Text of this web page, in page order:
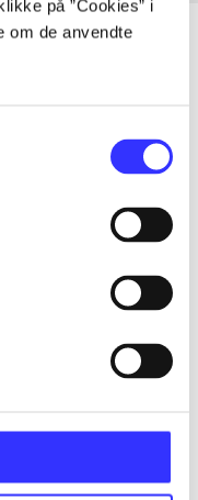
på ”Cookies” i
om de anvendte